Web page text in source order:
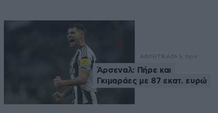
ΑΘΛΗΤΙΚΑ36 λ. πριν
Άρσεναλ: Πήρε και
Γκιμαράες με 87 εκατ. ευρώ